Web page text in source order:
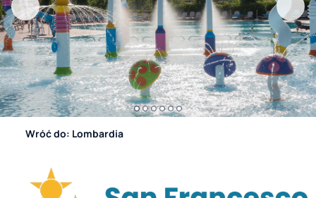
Wróć do: Lombardia